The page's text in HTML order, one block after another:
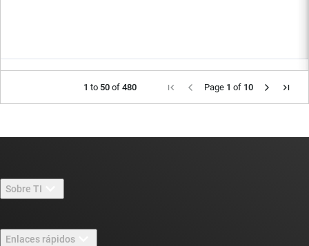
1 to 50 of 480 Page 1 of 10
Sobre TI
Enlaces rápidos